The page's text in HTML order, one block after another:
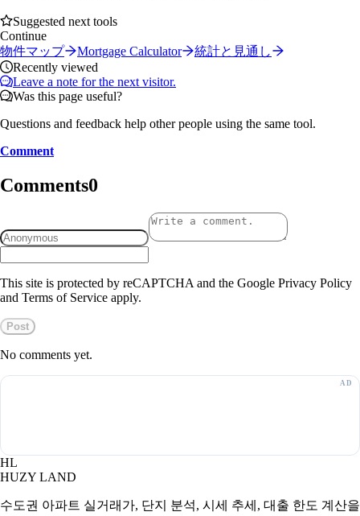
Suggested next tools
Continue
物件マップ
Mortgage Calculator
統計と見通し
Recently viewed
Leave a note for the next visitor.
Was this page useful?
Questions and feedback help other people using the same tool.
Comment
Comments0
This site is protected by reCAPTCHA and the Google Privacy Policy
and Terms of Service apply.
Post
No comments yet.
HL
HUZY LAND
수도권 아파트 실거래가, 단지 분석, 시세 추세, 대출 한도 계산을